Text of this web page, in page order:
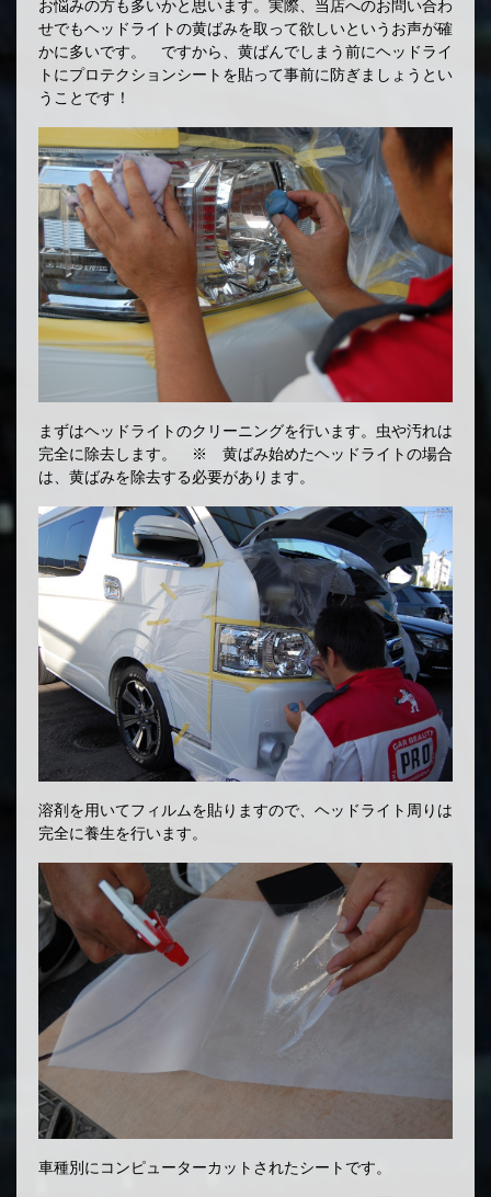
お悩みの方も多いかと思います。実際、当店へのお問い合わ
せでもヘッドライトの黄ばみを取って欲しいというお声が確
かに多いです。 ですから、黄ばんでしまう前にヘッドライ
トにプロテクションシートを貼って事前に防ぎましょうとい
うことです！
まずはヘッドライトのクリーニングを行います。虫や汚れは
完全に除去します。 ※ 黄ばみ始めたヘッドライトの場合
は、黄ばみを除去する必要があります。
溶剤を用いてフィルムを貼りますので、ヘッドライト周りは
完全に養生を行います。
車種別にコンピューターカットされたシートです。